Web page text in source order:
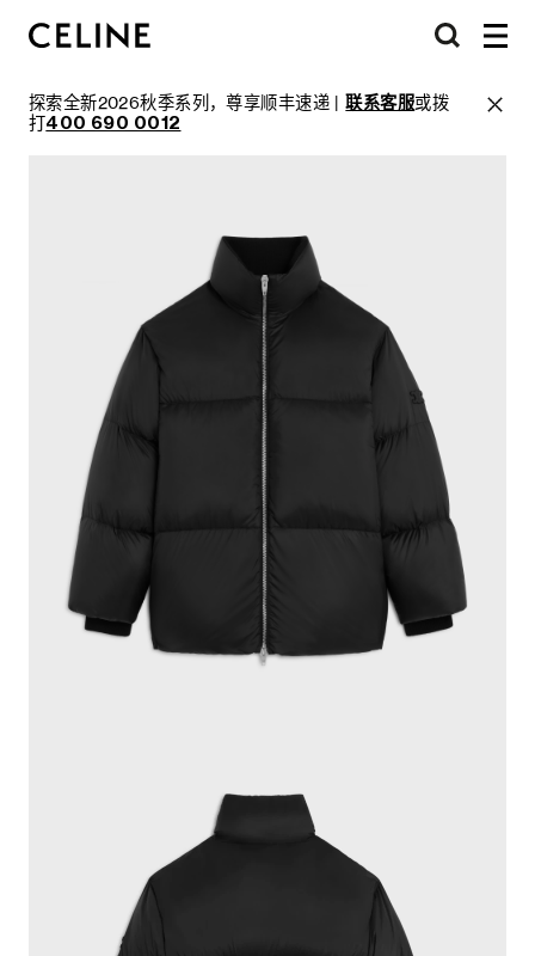
探索全新2026秋季系列，尊享顺丰速递 |联系客服或拨
打400 690 0012